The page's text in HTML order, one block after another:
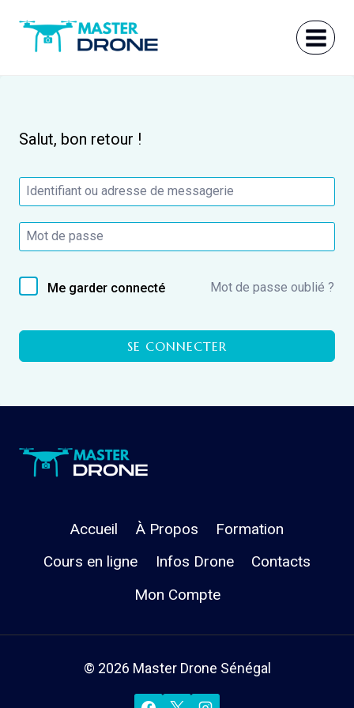
contenu
Salut, bon retour !
Me garder connecté Mot de passe oublié ?
SE CONNECTER
Accueil À Propos
Formation
Cours en ligne
Infos Drone
Contacts
Mon Compte
© 2026 Master Drone Sénégal